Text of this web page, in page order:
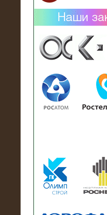
02.02.2019
Нагрузочный
кВ) поставлен в